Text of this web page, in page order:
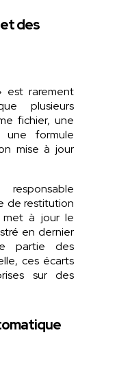
des
est rarement
plusieurs
fichier, une
formule
mise à jour
de restitution
met à jour le
en dernier
partie des
ces écarts
sur des